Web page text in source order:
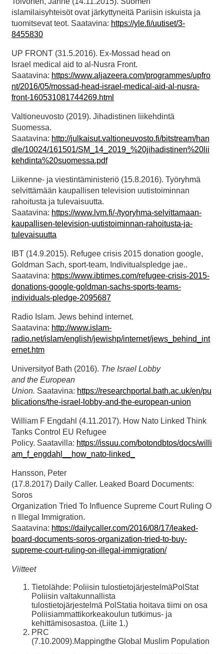
islamilaisyhteisöt ovat järkyttyneitä Pariisin iskuista ja
tuomitsevat teot. Saatavina: https://yle.fi/uutiset/3-
8455830
UP FRONT (31.5.2016). Ex-Mossad head on
Israel medical aid to al-Nusra Front.
Saatavina: https://www.aljazeera.com/programmes/upfro
nt/2016/05/mossad-head-israel-medical-aid-al-nusra-
front-160531081744269.html
Valtioneuvosto (2019). Jihadistinen liikehdintä
Suomessa.
Saatavina: http://julkaisut.valtioneuvosto.fi/bitstream/han
dle/10024/161501/SM_14_2019_%20jihadistinen%20lii
kehdinta%20suomessa.pdf
Liikenne- ja viestintäministeriö (15.8.2016). Työryhmä
selvittämään kaupallisen television uutistoiminnan
rahoitusta ja tulevaisuutta.
Saatavina: https://www.lvm.fi/-/tyoryhma-selvittamaan-
kaupallisen-television-uutistoiminnan-rahoitusta-ja-
tulevaisuutta
IBT (14.9.2015). Refugee crisis 2015 donation google,
Goldman Sach, sport-team, Indivitualspledge jae..
Saatavina: https://www.ibtimes.com/refugee-crisis-2015-
donations-google-goldman-sachs-sports-teams-
individuals-pledge-2095687
Radio Islam. Jews behind internet.
Saatavina: http://www.islam-
radio.net/islam/english/jewishp/internet/jews_behind_int
ernet.htm
Universityof Bath (2016). The Israel Lobby
andthe European
Union. Saatavina: https://researchportal.bath.ac.uk/en/pu
blications/the-israel-lobby-and-the-european-union
William F Engdahl (4.11.2017). How Nato Linked Think
Tanks Control EU Refugee
Policy. Saatavilla: https://issuu.com/botondbtos/docs/willi
am_f_engdahl__how_nato-linked_
Hansson, Peter
(17.8.2017) Daily Caller. Leaked Board Documents:
Soros
Organization Tried To Influence Supreme Court Ruling O
n Illegal Immigration.
Saatavina: https://dailycaller.com/2016/08/17/leaked-
board-documents-soros-organization-tried-to-buy-
supreme-court-ruling-on-illegal-immigration/
Viitteet
Tietolähde: Poliisin tulostietojärjestelmäPolStat
Poliisin valtakunnallista
tulostietojärjestelmä PolStatia hoitava tiimi on osa
Poliisiammattikorkeakoulun tutkimus- ja
kehittämisosastoa. (Liite 1.)
PRC
(7.10.2009).Mappingthe Global Muslim Population